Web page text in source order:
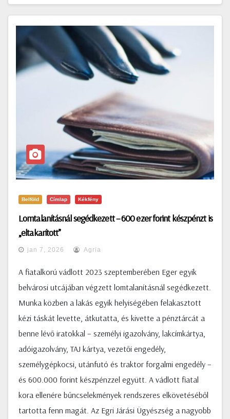
Belföld Címlap Kékfény
Lomtalanításnál segédkezett – 600 ezer forint készpénzt is
„eltakarított”
jan 7, 2026 Agria
A fiatalkorú vádlott 2023 szeptemberében Eger egyik
belvárosi utcájában végzett lomtalanításnál segédkezett.
Munka közben a lakás egyik helyiségében felakasztott
kézi táskát levette, átkutatta, és kivette a pénztárcát a
benne lévő iratokkal – személyi igazolvány, lakcímkártya,
adóigazolvány, TAJ kártya, vezetői engedély,
személygépkocsi, utánfutó és traktor forgalmi engedély –
és 600.000 forint készpénzzel együtt. A vádlott fiatal
kora ellenére bűncselekmények rendszeres elkövetéséből
tartotta fenn magát. Az Egri Járási Ügyészség a nagyobb